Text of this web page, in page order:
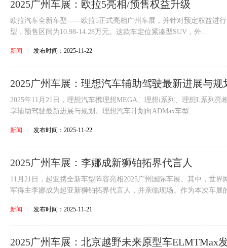
2025广州车展：欧拉5亮相/预售权益升级
欧拉汽车全新车型——欧拉5正式亮相广州车展，并针对预定权益进
型，预售区间为10.98-14.28万元。这款车定位紧凑型SUV，外...
新闻 发布时间：2025-11-22
2025广州车展：理想汽车辅助驾驶最新进展与规
2025年11月21日，理想汽车携理想MEGA、理想i系列、理想L系列亮
享辅助驾驶最新进展与规划。理想汽车计划向ADMax车型...
新闻 发布时间：2025-11-22
2025广州车展：李娜成新狮铂拓界代言人
11月21日，起亚携全新车型阵容亮相2025广州国际车展。其中，世
军得主李娜成为起亚新狮铂拓界代言人，并亲临现场。作为本次车展
新闻 发布时间：2025-11-21
2025广州车展：北京越野未来原型车ELMTMax